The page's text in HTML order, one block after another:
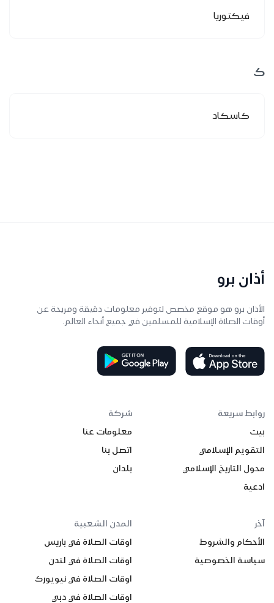
فيكتوريا
ك
كاسكاد
أذان برو
الأذان برو هو موقع مخصص لتوفير معلومات دقيقة ومريحة عن
أوقات الصلاة الإسلامية للمسلمين في جميع أنحاء العالم.
روابط سريعة
بيت
التقويم الإسلامي
محول التاريخ الإسلامي
ادعية
شركة
معلومات عنا
اتصل بنا
بلدان
آخر
الأحكام والشروط
سياسة الخصوصية
المدن الشعبية
اوقات الصلاة في باريس
اوقات الصلاة في لندن
اوقات الصلاة في نيويورك
اوقات الصلاة في دبي